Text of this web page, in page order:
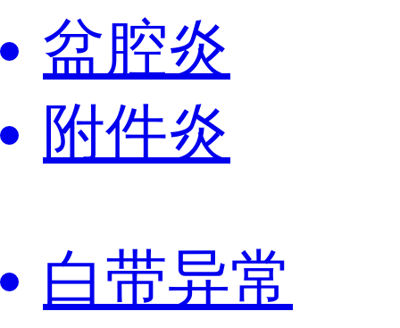
盆腔炎
附件炎
白带异常